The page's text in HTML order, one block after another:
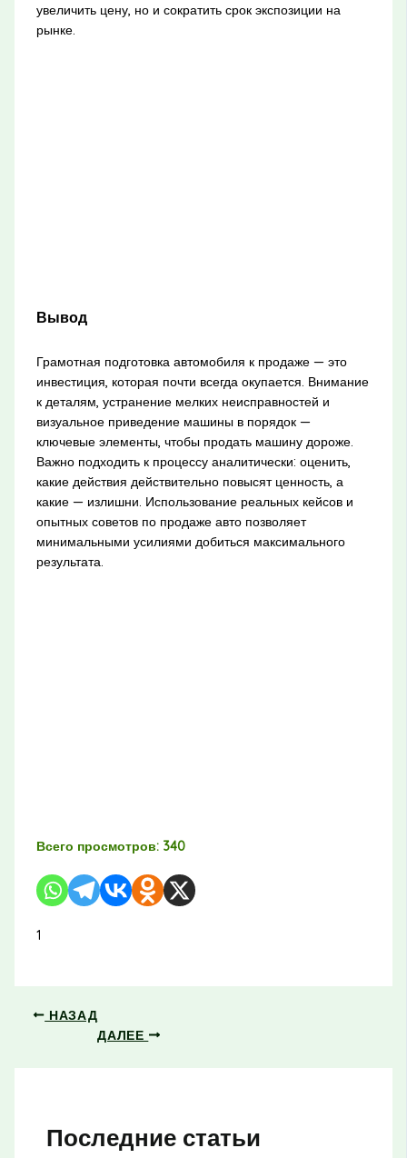
увеличить цену, но и сократить срок экспозиции на
рынке.
Вывод
Грамотная подготовка автомобиля к продаже — это
инвестиция, которая почти всегда окупается. Внимание
к деталям, устранение мелких неисправностей и
визуальное приведение машины в порядок —
ключевые элементы, чтобы продать машину дороже.
Важно подходить к процессу аналитически: оценить,
какие действия действительно повысят ценность, а
какие — излишни. Использование реальных кейсов и
опытных советов по продаже авто позволяет
минимальными усилиями добиться максимального
результата.
Всего просмотров: 340
1
НАЗАД
ДАЛЕЕ
Последние статьи